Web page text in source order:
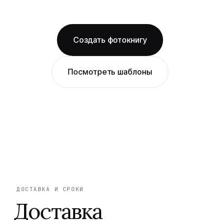
Создать фотокнигу
Посмотреть шаблоны
ДОСТАВКА И СРОКИ
Доставка